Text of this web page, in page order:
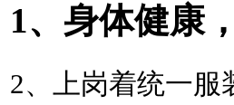
1、身体健康
2、上岗着统一服